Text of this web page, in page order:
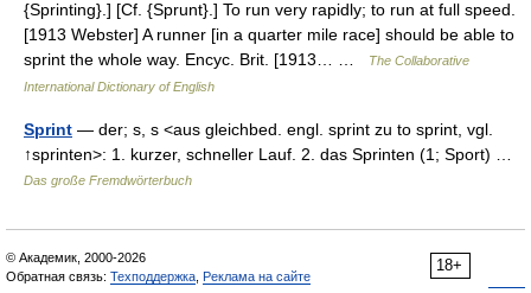
{Sprinting}.] [Cf. {Sprunt}.] To run very rapidly; to run at full speed.
[1913 Webster] A runner [in a quarter mile race] should be able to
sprint the whole way. Encyc. Brit. [1913… …
The Collaborative
International Dictionary of English
Sprint — der; s, s <aus gleichbed. engl. sprint zu to sprint, vgl.
↑sprinten>: 1. kurzer, schneller Lauf. 2. das Sprinten (1; Sport) …
Das große Fremdwörterbuch
18+
© Академик, 2000-2026
Обратная связь: Техподдержка Реклама на сайте